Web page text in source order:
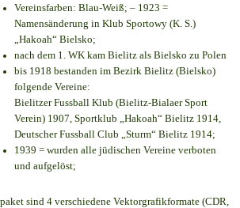
Vereinsfarben: Blau-Weiß; – 1923 =
Namensänderung in Klub Sportowy (K. S.)
„Hakoah“ Bielsko;
nach dem 1. WK kam Bielitz als Bielsko zu Polen
bis 1918 bestanden im Bezirk Bielitz (Bielsko)
folgende Vereine:
Bielitzer Fussball Klub (Bielitz-Bialaer Sport
Verein) 1907, Sportklub „Hakoah“ Bielitz 1914,
Deutscher Fussball Club „Sturm“ Bielitz 1914;
1939 = wurden alle jüdischen Vereine verboten
und aufgelöst;
sind 4 verschiedene Vektorgrafikformate (CDR,